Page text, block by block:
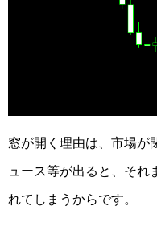
窓が開く理由は、市場が
ュース等が出ると、それ
れてしまうからです。